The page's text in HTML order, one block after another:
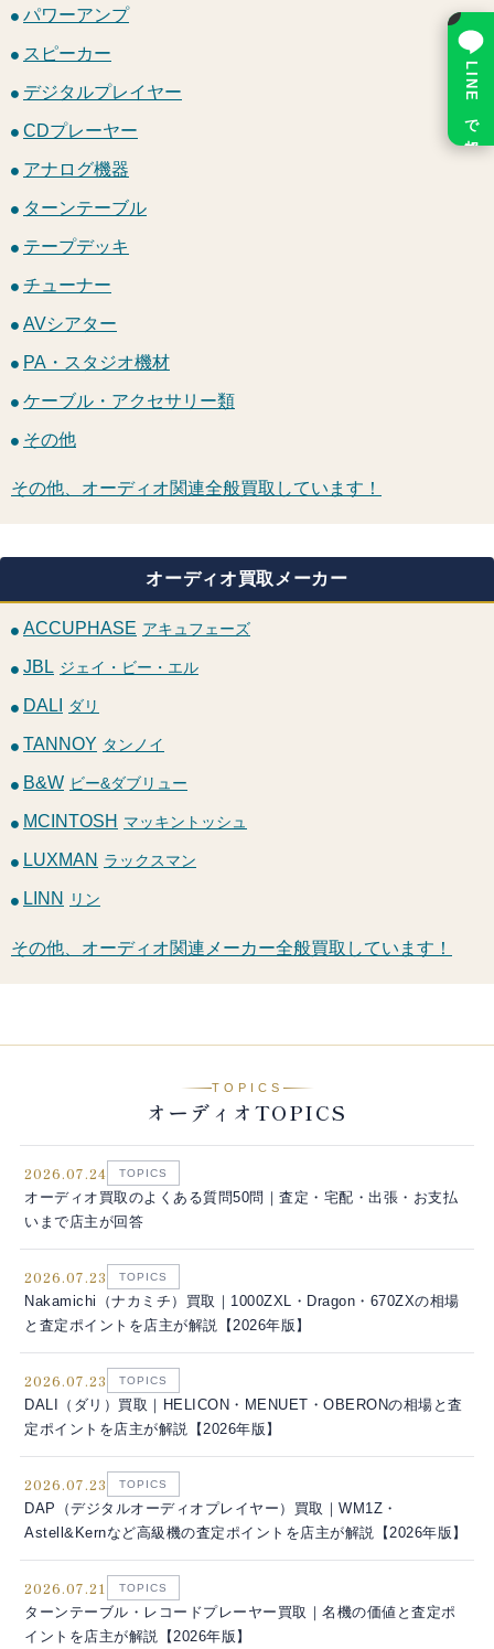
パワーアンプ
スピーカー
デジタルプレイヤー
CDプレーヤー
アナログ機器
ターンテーブル
テープデッキ
チューナー
AVシアター
PA・スタジオ機材
ケーブル・アクセサリー類
その他
その他、オーディオ関連全般買取しています！
オーディオ買取メーカー
ACCUPHASE アキュフェーズ
JBL ジェイ・ビー・エル
DALI ダリ
TANNOY タンノイ
B&W ビー&ダブリュー
MCINTOSH マッキントッシュ
LUXMAN ラックスマン
LINN リン
その他、オーディオ関連メーカー全般買取しています！
TOPICS
オーディオTOPICS
2026.07.24 TOPICS
オーディオ買取のよくある質問50問｜査定・宅配・出張・お支払
いまで店主が回答
2026.07.23 TOPICS
Nakamichi（ナカミチ）買取｜1000ZXL・Dragon・670ZXの相場
と査定ポイントを店主が解説【2026年版】
2026.07.23 TOPICS
DALI（ダリ）買取｜HELICON・MENUET・OBERONの相場と査
定ポイントを店主が解説【2026年版】
2026.07.23 TOPICS
DAP（デジタルオーディオプレイヤー）買取｜WM1Z・
Astell&Kernなど高級機の査定ポイントを店主が解説【2026年版】
2026.07.21 TOPICS
ターンテーブル・レコードプレーヤー買取｜名機の価値と査定ポ
イントを店主が解説【2026年版】
LINE で相談
×